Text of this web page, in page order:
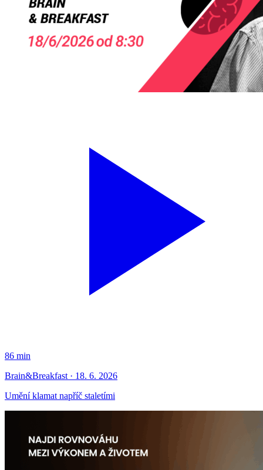
86 min
Brain&Breakfast · 18. 6. 2026
Umění klamat napříč staletími